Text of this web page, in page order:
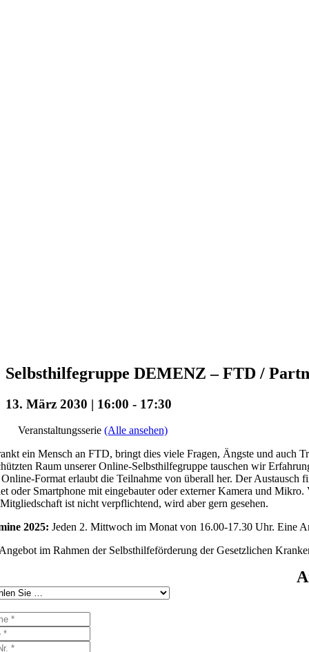
Selbsthilfegruppe DEMENZ – FTD /
13. März 2030 | 16:00 - 17:30
Veranstaltungsserie (Alle ansehen)
ein Mensch an FTD, bringt dies viele Fragen, Ängste und auch
Raum unserer Online-Selbsthilfegruppe tauschen wir
Format erlaubt die Teilnahme von überall her. Der
oder Smartphone mit eingebauter oder externer Kamera und
ist nicht verpflichtend, wird aber gern gesehen.
2025: Jeden 2. Mittwoch im Monat von 16.00-17.30 Uhr. Eine
im Rahmen der Selbsthilfeförderung der Gesetzlichen